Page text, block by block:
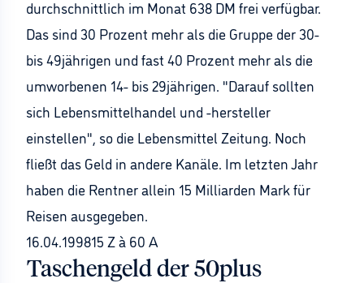
durchschnittlich im Monat 638 DM frei verfügbar.
Das sind 30 Prozent mehr als die Gruppe der 30-
bis 49jährigen und fast 40 Prozent mehr als die
umworbenen 14- bis 29jährigen. "Darauf sollten
sich Lebensmittelhandel und -hersteller
einstellen", so die Lebensmittel Zeitung. Noch
fließt das Geld in andere Kanäle. Im letzten Jahr
haben die Rentner allein 15 Milliarden Mark für
Reisen ausgegeben.
16.04.199815 Z à 60 A
Taschengeld der 50plus